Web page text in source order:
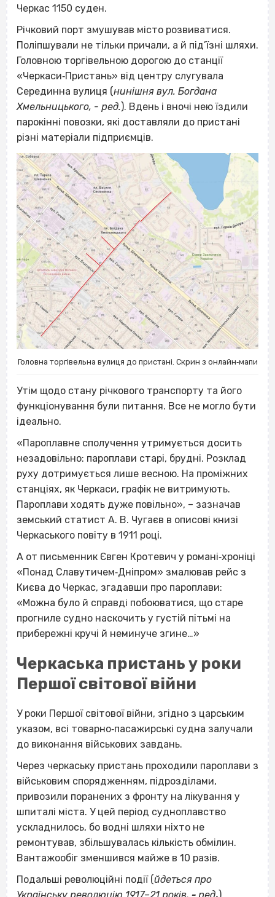
Черкас 1150 суден.
Річковий порт змушував місто розвиватися.
Поліпшували не тільки причали, а й під’їзні шляхи.
Головною торгівельною дорогою до станції
«Черкаси‐Пристань» від центру слугувала
Серединна вулиця (нинішня вул. Богдана
Хмельницького, - ред.). Вдень і вночі нею їздили
парокінні повозки, які доставляли до пристані
різні матеріали підприємців.
Головна торгівельна вулиця до пристані. Скрин з онлайн‐мапи
Утім щодо стану річкового транспорту та його
функціонування були питання. Все не могло бути
ідеально.
«Пароплавне сполучення утримується досить
незадовільно: пароплави старі, брудні. Розклад
руху дотримується лише весною. На проміжних
станціях, як Черкаси, графік не витримують.
Пароплави ходять дуже повільно», – зазначав
земський статист А. В. Чугаєв в описові книзі
Черкаського повіту в 1911 році.
А от письменник Євген Кротевич у романі‐хроніці
«Понад Славутичем‐Дніпром» змалював рейс з
Києва до Черкас, згадавши про пароплави:
«Можна було й справді побоюватися, що старе
прогниле судно наскочить у густій пітьмі на
прибережні кручі й неминуче згине…»
Черкаська пристань у роки
Першої світової війни
У роки Першої світової війни, згідно з царським
указом, всі товарно‐пасажирські судна залучали
до виконання військових завдань.
Через черкаську пристань проходили пароплави з
військовим спорядженням, підрозділами,
привозили поранених з фронту на лікування у
шпиталі міста. У цей період судноплавство
ускладнилось, бо водні шляхи ніхто не
ремонтував, збільшувалась кількість обмілин.
Вантажообіг зменшився майже в 10 разів.
Подальші революційні події (йдеться про